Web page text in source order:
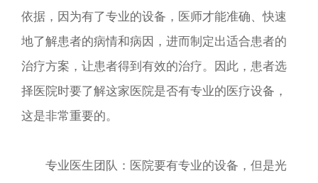
依据，因为有了专业的设备，医师才能准确、快速
地了解患者的病情和病因，进而制定出适合患者的
治疗方案，让患者得到有效的治疗。因此，患者选
择医院时要了解这家医院是否有专业的医疗设备，
这是非常重要的。
专业医生团队：医院要有专业的设备，但是光